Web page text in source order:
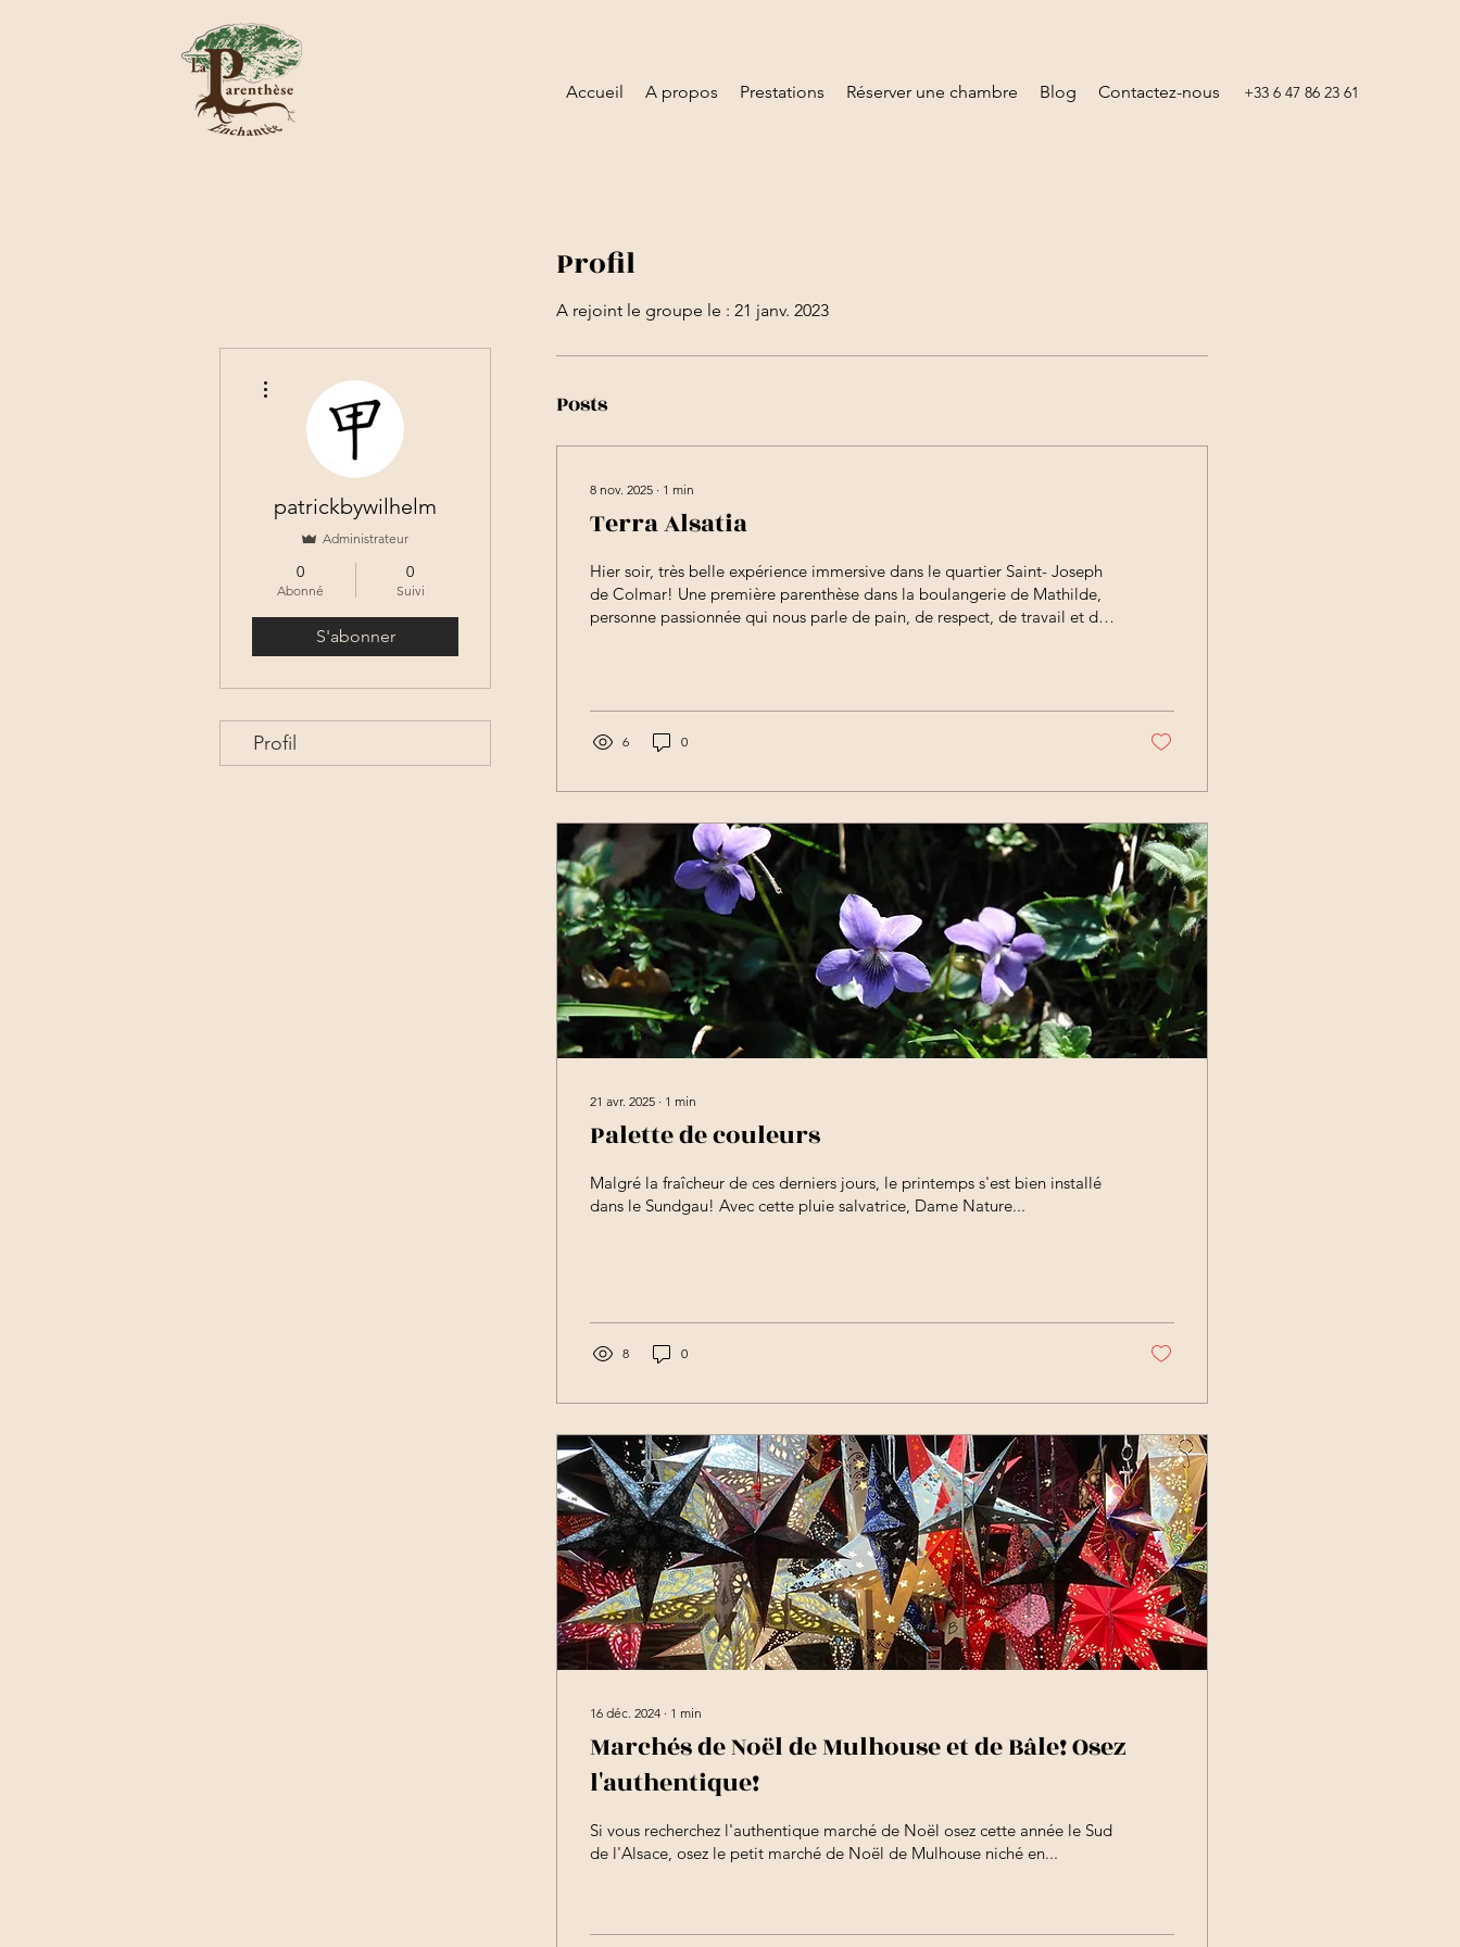
Accueil A propos Prestations Réserver une chambre Blog Contactez-nous +33 6 47 86 23 61
Profil
A rejoint le groupe le : 21 janv. 2023
Posts
8 nov. 2025 ∙ 1 min
Terra Alsatia
Hier soir, très belle expérience immersive dans le quartier Saint- Joseph
de Colmar! Une première parenthèse dans la boulangerie de Mathilde,
personne passionnée qui nous parle de pain, de respect, de travail et de
l’homme et drapé de jeux de lumières, cadre d’évocation d’une fresque
humaine et...
6 0
21 avr. 2025 ∙ 1 min
Palette de couleurs
Malgré la fraîcheur de ces derniers jours, le printemps s'est bien installé
dans le Sundgau! Avec cette pluie salvatrice, Dame Nature...
8 0
16 déc. 2024 ∙ 1 min
Marchés de Noël de Mulhouse et de Bâle! Osez
l'authentique!
Si vous recherchez l'authentique marché de Noël osez cette année le Sud
de l'Alsace, osez le petit marché de Noël de Mulhouse niché en...
patrickbywilhelm
Administrateur
0
Abonné
0
Suivi
S'abonner
Profil